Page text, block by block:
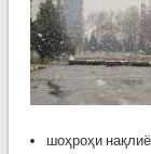
шоҳроҳи